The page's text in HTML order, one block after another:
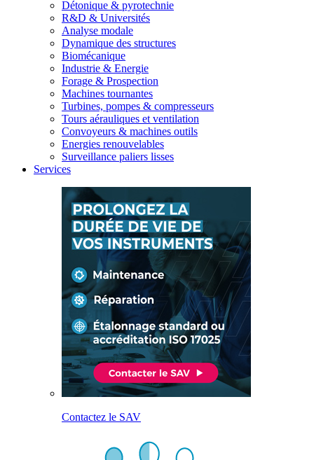
Détonique & pyrotechnie
R&D & Universités
Analyse modale
Dynamique des structures
Biomécanique
Industrie & Energie
Forage & Prospection
Machines tournantes
Turbines, pompes & compresseurs
Tours aérauliques et ventilation
Convoyeurs & machines outils
Energies renouvelables
Surveillance paliers lisses
Services
Contactez le SAV